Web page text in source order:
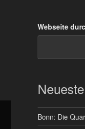
Webseite
Bonn: Die